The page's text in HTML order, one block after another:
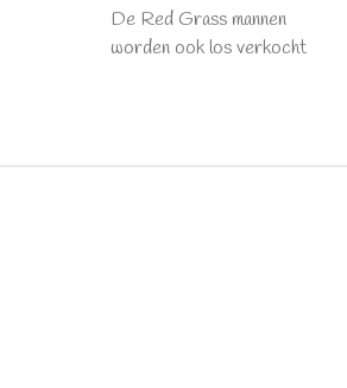
De Red Grass mannen
worden ook los verkocht